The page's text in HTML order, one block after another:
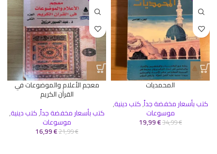
المحمديات
كتب بأسعار مخفضة جداً,كتب دينية,
موسوعات
34,99€
19,99€
معجم الأعلام والموضوعات في
القرآن الكريم
كتب بأسعار مخفضة جداً,كتب دينية,
موسوعات
21,99€
16,99€